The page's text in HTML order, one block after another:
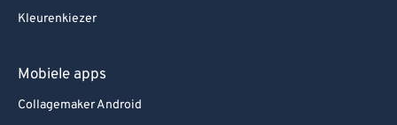
Kleurenkiezer
Mobiele apps
Collagemaker Android